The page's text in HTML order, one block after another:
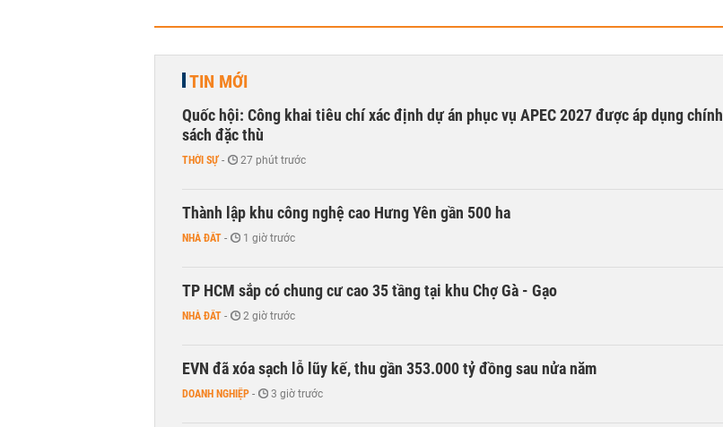
TIN MỚI
Quốc hội: Công khai tiêu chí xác định dự án phục vụ APEC 2027 được áp dụng chính
sách đặc thù
THỜI SỰ - 27 phút trước
Thành lập khu công nghệ cao Hưng Yên gần 500 ha
NHÀ ĐẤT - 1 giờ trước
TP HCM sắp có chung cư cao 35 tầng tại khu Chợ Gà - Gạo
NHÀ ĐẤT - 2 giờ trước
EVN đã xóa sạch lỗ lũy kế, thu gần 353.000 tỷ đồng sau nửa năm
DOANH NGHIỆP - 3 giờ trước